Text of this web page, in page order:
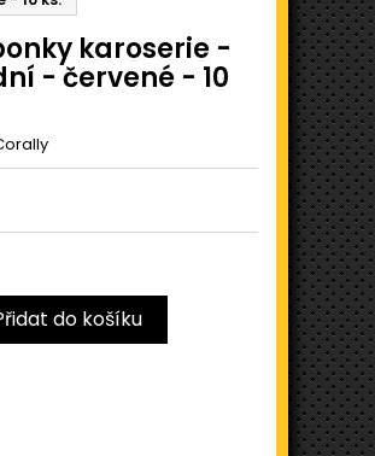
karoserie -
- červené - 10
do košíku